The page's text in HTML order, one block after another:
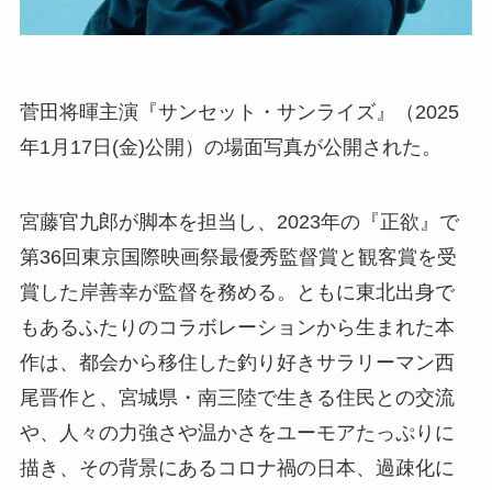
菅田将暉主演『サンセット・サンライズ』（2025
年1月17日(金)公開）の場面写真が公開された。
宮藤官九郎が脚本を担当し、2023年の『正欲』で
第36回東京国際映画祭最優秀監督賞と観客賞を受
賞した岸善幸が監督を務める。ともに東北出身で
もあるふたりのコラボレーションから生まれた本
作は、都会から移住した釣り好きサラリーマン西
尾晋作と、宮城県・南三陸で生きる住民との交流
や、人々の力強さや温かさをユーモアたっぷりに
描き、その背景にあるコロナ禍の日本、過疎化に